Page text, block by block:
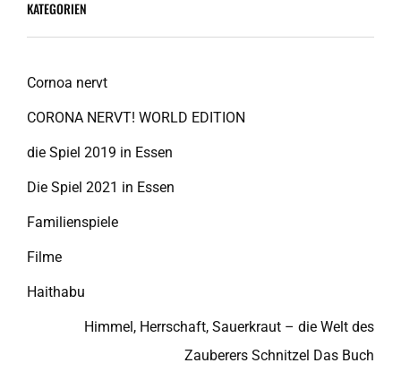
KATEGORIEN
Cornoa nervt
CORONA NERVT! WORLD EDITION
die Spiel 2019 in Essen
Die Spiel 2021 in Essen
Familienspiele
Filme
Haithabu
Himmel, Herrschaft, Sauerkraut – die Welt des
Zauberers Schnitzel Das Buch